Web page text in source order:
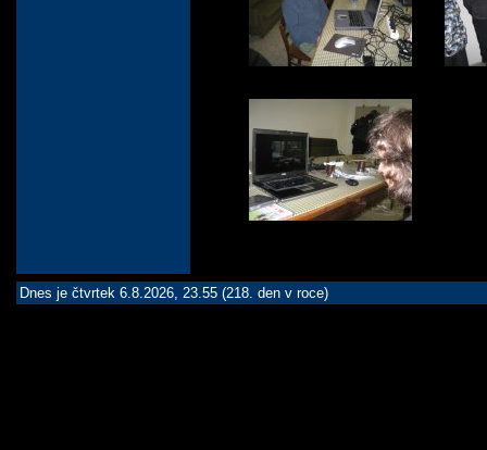
Dnes je čtvrtek 6.8.2026, 23.55 (218. den v roce)